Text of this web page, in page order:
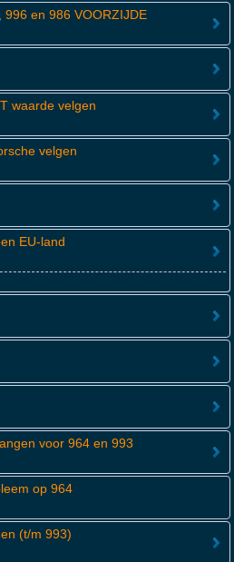
996 en 986 VOORZIJDE
waarde velgen
velgen
EU-land
voor 964 en 993
op 964
(t/m 993)